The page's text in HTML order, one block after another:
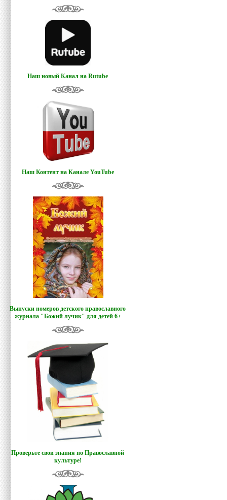
Наш новый Канал на Rutube
Наш Контент на Канале YouTube
Выпуски номеров детского православного
журнала "Божий лучик" для детей 6+
Проверьте свои знания по Православной
культуре!